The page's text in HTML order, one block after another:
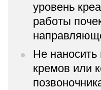
уровень
работы
Не наносить
кремов или